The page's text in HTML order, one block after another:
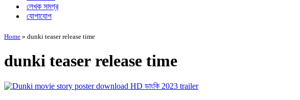
লেখক সমগ্র
যোগাযোগ
Home » dunki teaser release time
dunki teaser release time